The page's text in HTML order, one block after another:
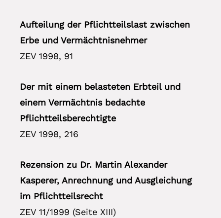
Aufteilung der Pflichtteilslast zwischen
Erbe und Vermächtnisnehmer
ZEV 1998, 91
Der mit einem belasteten Erbteil und
einem Vermächtnis bedachte
Pflichtteilsberechtigte
ZEV 1998, 216
Rezension zu Dr. Martin Alexander
Kasperer, Anrechnung und Ausgleichung
im Pflichtteilsrecht
ZEV 11/1999 (Seite XIII)